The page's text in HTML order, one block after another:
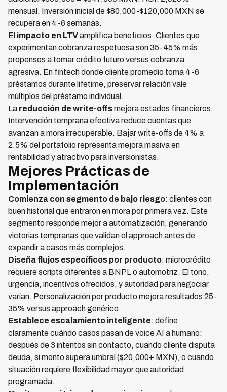
mensual. Inversión inicial de $80,000-$120,000 MXN se
recupera en 4-6 semanas.
El impacto en LTVamplifica beneficios. Clientes que
experimentan cobranza respetuosa son 35-45% más
propensos a tomar crédito futuro versus cobranza
agresiva. En fintech donde cliente promedio toma 4-6
préstamos durante lifetime, preservar relación vale
múltiplos del préstamo individual.
La reducción de write-offsmejora estados financieros.
Intervención temprana efectiva reduce cuentas que
avanzan a mora irrecuperable. Bajar write-offs de 4% a
2.5% del portafolio representa mejora masiva en
rentabilidad y atractivo para inversionistas.
Mejores Prácticas de
Implementación
Comienza con segmento de bajo riesgo: clientes con
buen historial que entraron en mora por primera vez. Este
segmento responde mejor a automatización, generando
victorias tempranas que validan el approach antes de
expandir a casos más complejos.
Diseña flujos específicos por producto: microcrédito
requiere scripts diferentes a BNPL o automotriz. El tono,
urgencia, incentivos ofrecidos, y autoridad para negociar
varían. Personalización por producto mejora resultados 25-
35% versus approach genérico.
Establece escalamiento inteligente: define
claramente cuándo casos pasan de voice AI a humano:
después de 3 intentos sin contacto, cuando cliente disputa
deuda, si monto supera umbral ($20,000+ MXN), o cuando
situación requiere flexibilidad mayor que autoridad
programada.